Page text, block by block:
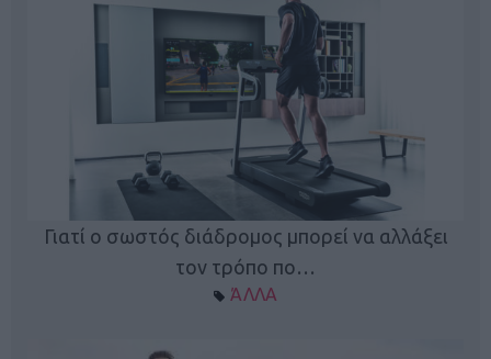
Γιατί ο σωστός διάδρομος μπορεί να αλλάξει
τον τρόπο πο…
ΆΛΛΑ